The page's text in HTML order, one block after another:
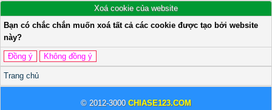
Xoá cookie của website
Bạn có chắc chắn muốn xoá tất cả các cookie được tạo bởi website
này?
Trang chủ
© 2012-3000 CHIASE123.COM